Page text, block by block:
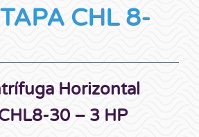
CHL 8-
Horizontal
30 – 3 HP